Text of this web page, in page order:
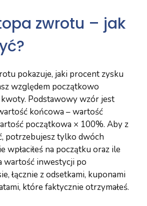
zwrotu – jak
pokazuje, jaki procent zysku
względem początkowo
Podstawowy wzór jest
końcowa – wartość
początkowa × 100%. Aby z
potrzebujesz tylko dwóch
wpłaciłeś na początku oraz ile
wartość inwestycji po
łącznie z odsetkami, kuponami
które faktycznie otrzymałeś.